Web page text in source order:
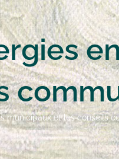
municipaux et les conseils